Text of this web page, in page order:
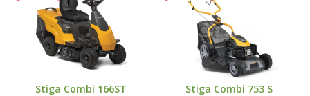
Stiga Combi 166ST Stiga Combi 753 S